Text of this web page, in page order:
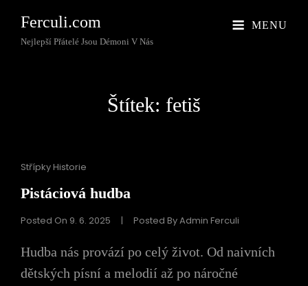
Ferculi.com
Nejlepší Přátelé Jsou Démoni V Nás
MENU
Štítek: fetiš
Cat
Střípky Historie
Pistáciová hudba
Posted On 9. 6. 2025 | Posted ByAdmin Ferculi
Hudba nás provází po celý život. Od naivních
dětských písní a melodií až po náročné